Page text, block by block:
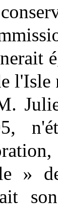
l'Isle
»